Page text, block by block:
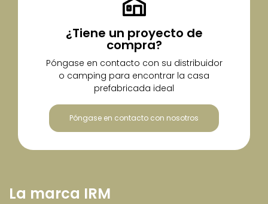
¿Tiene un proyecto de
compra?
Póngase en contacto con su distribuidor
o camping para encontrar la casa
prefabricada ideal
Póngase en contacto con nosotros
La marca IRM